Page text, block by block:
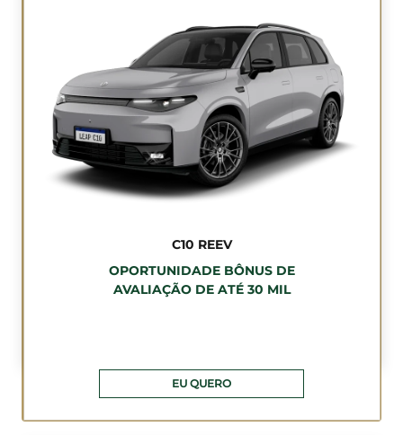
C10 REEV
OPORTUNIDADE BÔNUS DE
AVALIAÇÃO DE ATÉ 30 MIL
EU QUERO